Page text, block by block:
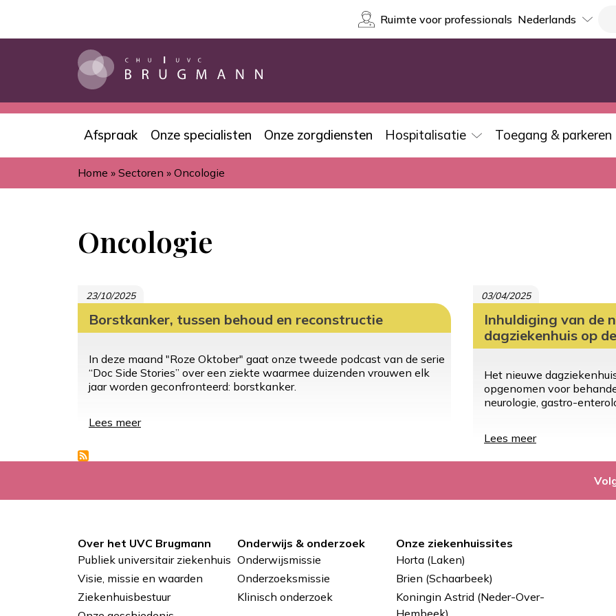
Ruimte voor professionals
Select
your
language
Navigation
principale
Afspraak Onze specialisten Onze zorgdiensten Hospitalisatie Toegang & parkeren
Kruimelpad
Home Sectoren Oncologie
Oncologie
23/10/2025
Borstkanker, tussen behoud en reconstructie
In deze maand "Roze Oktober" gaat onze tweede podcast van de serie
“Doc Side Stories” over een ziekte waarmee duizenden vrouwen elk
jaar worden geconfronteerd: borstkanker.
Lees meerover
behoud
03/04/2025
Inhuldiging van de
dagziekenhuis op
Het nieuwe
opgenomen voor
neurologie, gastro-
Lees meerover
van
Horta
Pied
de
page
Over het UVC Brugmann
Publiek universitair ziekenhuis
Visie, missie en waarden
Ziekenhuisbestuur
Onderwijs & onderzoek
Onderwijsmissie
Onderzoeksmissie
Klinisch onderzoek
Onze ziekenhuissites
Horta (Laken)
Brien (Schaarbeek)
Koningin Astrid (Neder-Over-